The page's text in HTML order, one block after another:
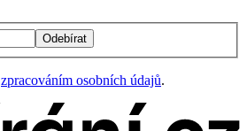
Odebírat
zpracováním osobních údajů.